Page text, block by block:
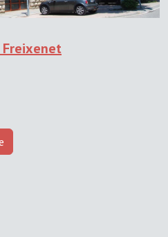
Freixenet